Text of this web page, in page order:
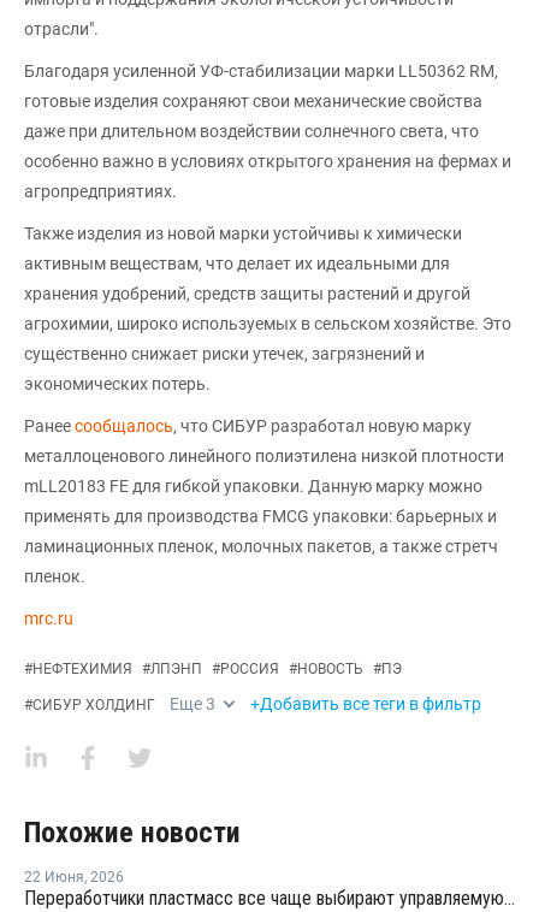
отрасли".
Благодаря усиленной УФ-стабилизации марки LL50362 RM,
готовые изделия сохраняют свои механические свойства
даже при длительном воздействии солнечного света, что
особенно важно в условиях открытого хранения на фермах и
агропредприятиях.
Также изделия из новой марки устойчивы к химически
активным веществам, что делает их идеальными для
хранения удобрений, средств защиты растений и другой
агрохимии, широко используемых в сельском хозяйстве. Это
существенно снижает риски утечек, загрязнений и
экономических потерь.
Ранеесообщалось, что СИБУР разработал новую марку
металлоценового линейного полиэтилена низкой плотности
mLL20183 FE для гибкой упаковки. Данную марку можно
применять для производства FMCG упаковки: барьерных и
ламинационных пленок, молочных пакетов, а также стретч
пленок.
mrc.ru
#НЕФТЕХИМИЯ #ЛПЭНП #РОССИЯ #НОВОСТЬ #ПЭ
#СИБУР ХОЛДИНГ Еще3 +Добавить все теги в фильтр
Похожие новости
22 Июня, 2026
Переработчики пластмасс все чаще выбирают управляемую вторичную гранулу